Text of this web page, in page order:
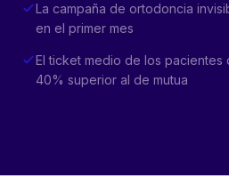
La campaña de ortodoncia
en el primer mes
El ticket medio de los pacientes
40% superior al de mutua